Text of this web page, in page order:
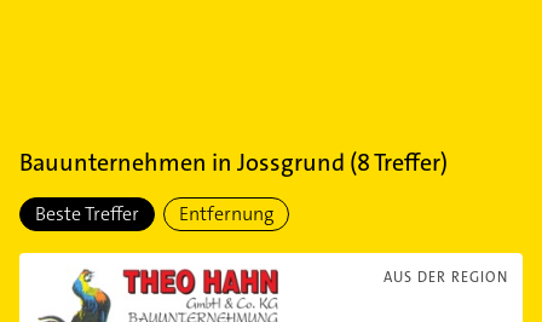
Bauunternehmen in Jossgrund (8Treffer)
Beste Treffer Entfernung
AUS DER REGION